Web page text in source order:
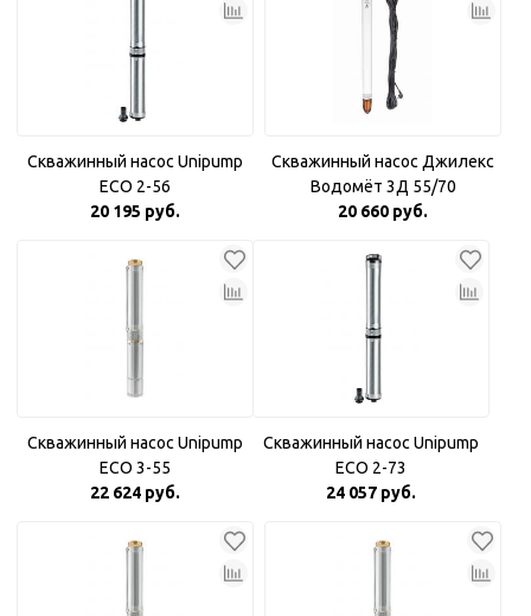
Скважинный насос Unipump
ECO 2-56
20 195 руб.
Скважинный насос Джилекс
Водомёт 3Д 55/70
20 660 руб.
Скважинный насос Unipump
ECO 3-55
22 624 руб.
Скважинный насос Unipump
ECO 2-73
24 057 руб.